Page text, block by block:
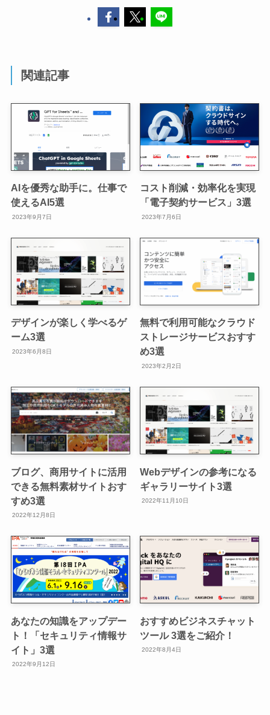
関連記事
AIを優秀な助手に。仕事で
使えるAI5選
2023年9月7日
コスト削減・効率化を実現
「電子契約サービス」3選
2023年7月6日
デザインが楽しく学べるゲ
ーム3選
2023年6月8日
無料で利用可能なクラウド
ストレージサービスおすす
め3選
2023年2月2日
ブログ、商用サイトに活用
できる無料素材サイトおす
すめ3選
2022年12月8日
Webデザインの参考になる
ギャラリーサイト3選
2022年11月10日
あなたの知識をアップデー
ト！「セキュリティ情報サ
イト」3選
2022年9月12日
おすすめビジネスチャット
ツール 3選をご紹介！
2022年8月4日